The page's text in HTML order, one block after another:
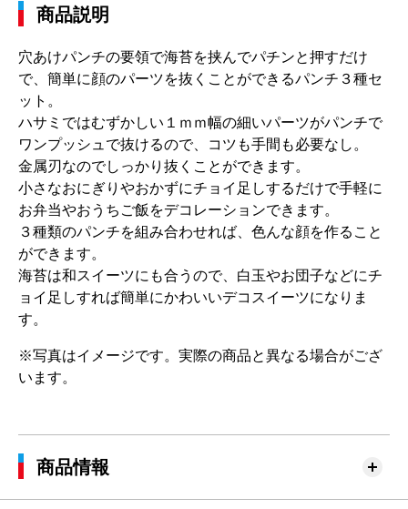
商品説明
穴あけパンチの要領で海苔を挟んでパチンと押すだけ
で、簡単に顔のパーツを抜くことができるパンチ３種セ
ット。
ハサミではむずかしい１ｍｍ幅の細いパーツがパンチで
ワンプッシュで抜けるので、コツも手間も必要なし。
金属刃なのでしっかり抜くことができます。
小さなおにぎりやおかずにチョイ足しするだけで手軽に
お弁当やおうちご飯をデコレーションできます。
３種類のパンチを組み合わせれば、色んな顔を作ること
ができます。
海苔は和スイーツにも合うので、白玉やお団子などにチ
ョイ足しすれば簡単にかわいいデコスイーツになりま
す。
※写真はイメージです。実際の商品と異なる場合がござ
います。
商品情報